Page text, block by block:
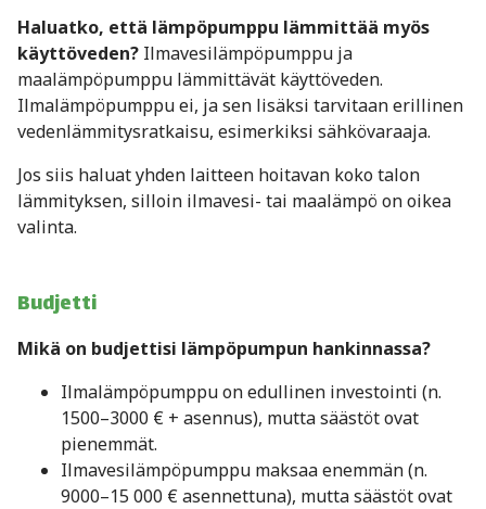
Haluatko, että lämpöpumppu lämmittää myös
käyttöveden? Ilmavesilämpöpumppu ja
maalämpöpumppu lämmittävät käyttöveden.
Ilmalämpöpumppu ei, ja sen lisäksi tarvitaan erillinen
vedenlämmitysratkaisu, esimerkiksi sähkövaraaja.
Jos siis haluat yhden laitteen hoitavan koko talon
lämmityksen, silloin ilmavesi- tai maalämpö on oikea
valinta.
Budjetti
Mikä on budjettisi lämpöpumpun hankinnassa?
Ilmalämpöpumppu on edullinen investointi (n.
1500–3000 € + asennus), mutta säästöt ovat
pienemmät.
Ilmavesilämpöpumppu maksaa enemmän (n.
9000–15 000 € asennettuna), mutta säästöt ovat